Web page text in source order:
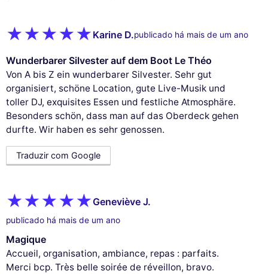
Karine D.publicado há mais de um ano
Wunderbarer Silvester auf dem Boot Le Théo
Von A bis Z ein wunderbarer Silvester. Sehr gut
organisiert, schöne Location, gute Live-Musik und
toller DJ, exquisites Essen und festliche Atmosphäre.
Besonders schön, dass man auf das Oberdeck gehen
durfte. Wir haben es sehr genossen.
Traduzir com Google
Geneviève J.
publicado há mais de um ano
Magique
Accueil, organisation, ambiance, repas : parfaits.
Merci bcp. Très belle soirée de réveillon, bravo.